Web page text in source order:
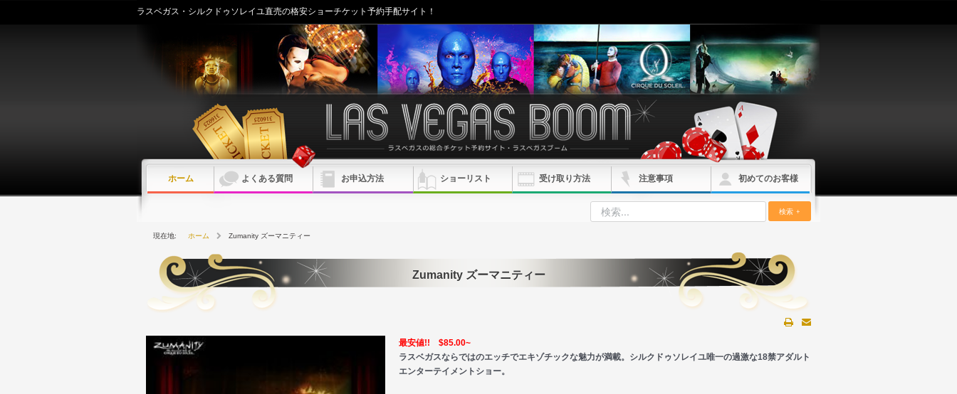
ラスベガス・シルクドゥソレイユ直売の格安ショーチケット予約手配サイト！
ホーム よくある質問 お申込方法 ショーリスト 受け取り方法 注意事項 初めてのお客様
検索
ホーム Zumanity ズーマニティー
Zumanity ズーマニティー
最安値!! $85.00~
ラスベガスならではのエッチでエキゾチックな魅力が満載。シルクドゥソレイユ唯一の過激な18禁アダルト
エンターテイメントショー。